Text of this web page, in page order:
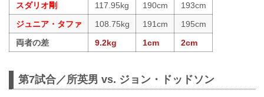
スダリオ剛
117.95kg 190cm
193cm
ジュニア・タファ
108.75kg 191cm
195cm
両者の差
9.2kg 1cm 2cm
第7試合／所英男 vs. ジョン・ドッドソン